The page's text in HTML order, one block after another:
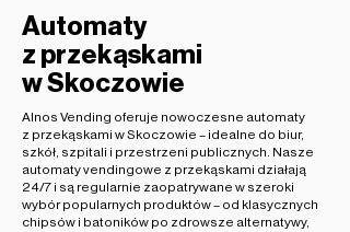
Automaty
z przekąskami
w Skoczowie
Alnos Vending oferuje nowoczesne automaty
z przekąskami w Skoczowie – idealne do biur,
szkół, szpitali i przestrzeni publicznych. Nasze
automaty vendingowe z przekąskami działają
24/7 i są regularnie zaopatrywane w szeroki
wybór popularnych produktów – od klasycznych
chipsów i batoników po zdrowsze alternatywy,